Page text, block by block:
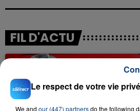
FIL D'ACTU
Le respect de votre vie
We and our (447) partnersdo the following